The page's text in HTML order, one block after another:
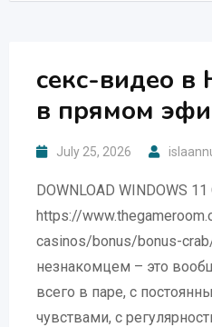
секс-видео в
в прямом
July 25, 2026
DOWNLOAD WINDOWS 11
https://
casinos/bonus/bonus-
незнакомцем – это
всего в паре, с
чувствами, с